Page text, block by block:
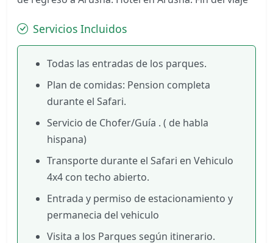
Servicios Incluidos
Todas las entradas de los parques.
Plan de comidas: Pension completa
durante el Safari.
Servicio de Chofer/Guía . ( de habla
hispana)
Transporte durante el Safari en Vehiculo
4x4 con techo abierto.
Entrada y permiso de estacionamiento y
permanecia del vehiculo
Visita a los Parques según itinerario.